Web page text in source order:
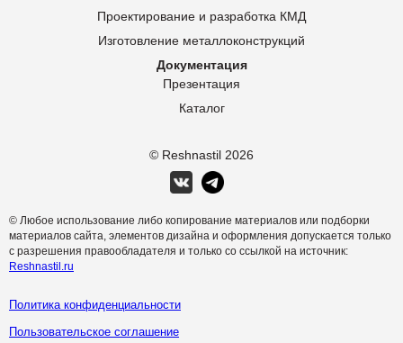
© Reshnastil 2026
Проектирование и разработка КМД
Изготовление металлоконструкций
Документация
Презентация
Каталог
© Любое использование либо копирование материалов или подборки
материалов сайта, элементов дизайна и оформления допускается только
с разрешения правообладателя и только со ссылкой на источник:
Reshnastil.ru
Политика конфиденциальности
Пользовательское соглашение